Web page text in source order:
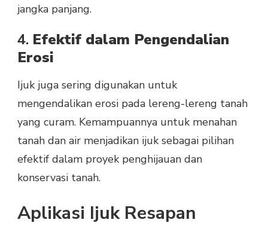
jangka panjang.
4. Efektif dalam Pengendalian
Erosi
Ijuk juga sering digunakan untuk
mengendalikan erosi pada lereng-lereng tanah
yang curam. Kemampuannya untuk menahan
tanah dan air menjadikan ijuk sebagai pilihan
efektif dalam proyek penghijauan dan
konservasi tanah.
Aplikasi Ijuk Resapan